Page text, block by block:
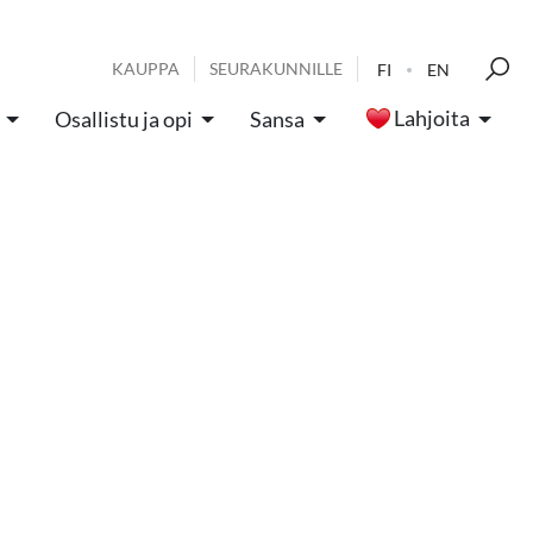
KAUPPA SEURAKUNNILLE FI EN
Osallistu ja opi Sansa Lahjoita